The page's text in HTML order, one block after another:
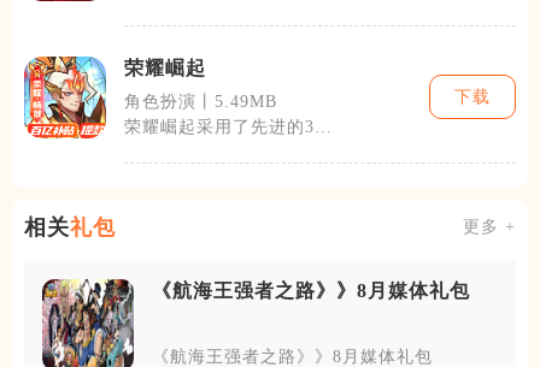
荣耀崛起
角色扮演丨5.49MB
荣耀崛起采用了先进的3D
下载
相关礼包 更多 +
《航海王强者之路》》8月媒体礼包
《航海王强者之路》》8月媒体礼包